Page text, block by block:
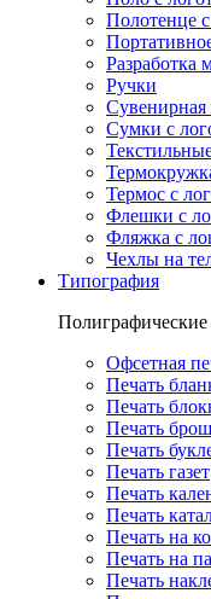
Полотенце
Разработка
Ручки
Сувенирная
Сумки с
Термос с
Флешки с
Фляжка с
Чехлы на
Типография
Полиграфические
Офсетная
Печать
Печать
Печать
Печать
Печать газет
Печать
Печать
Печать на
Печать на
Печать